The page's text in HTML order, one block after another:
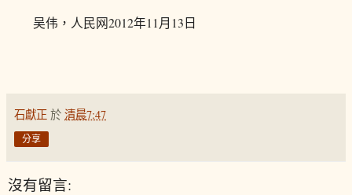
吴伟，人民网2012年11月13日
石獻正 於 清晨7:47
分享
沒有留言: